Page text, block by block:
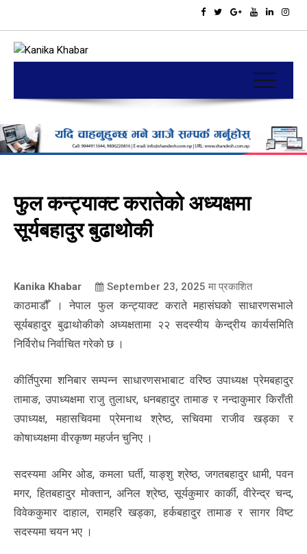
फुल कन्ट्याक्ट करातेको अध्यक्षमा
सूर्यबहादुर बुढाथोकी
Kanika Khabar September 23, 2025 मा प्रकाशित
काठमाडौँ । नेपाल फुल कन्ट्याक्ट कराते महासंघको साधारणसभाले
सूर्यबहादुर बुढाथोकीको अध्यक्षतामा २२ सदस्यीय केन्द्रीय कार्यसमिति
निर्विरोध निर्वाचित गरेको छ ।
कीर्तिपुरमा शनिबार सम्पन्न साधारणसभाबाट वरिष्ठ उपाध्यक्ष प्रेमबहादुर
तामाङ, उपाध्यक्षमा राजु तुलाधर, धनबहादुर तामाङ र नन्दाकुमार किराँती
उपाध्यक्ष, महासचिवमा प्रेमनाथ श्रेष्ठ, सचिवमा राजीव खड्का र
कोषाध्यक्षमा वीरकृष्ण महर्जन चुनिए ।
सदस्यमा अमिर ओड, कमला घर्ती, याङ्शु श्रेष्ठ, जगतबहादुर धामी, पवन
मगर, हितबहादुर मोक्तान, अनिल श्रेष्ठ, सूर्यकुमार कार्की, वीरेन्द्र चन्द,
विवेककुमार दाहाल, रामहरि खड्का, हर्कबहादुर तामाङ र सागर विष्ट
सदस्यमा चयन भए ।